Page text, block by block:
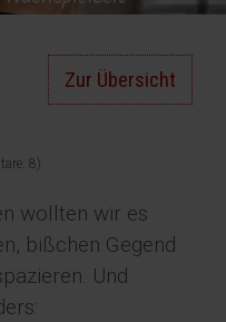
Zur Übersicht
8)
wollten wir es
bißchen Gegend
Und